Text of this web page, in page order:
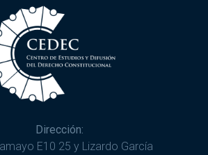
Dirección:
E10 25 y Lizardo García